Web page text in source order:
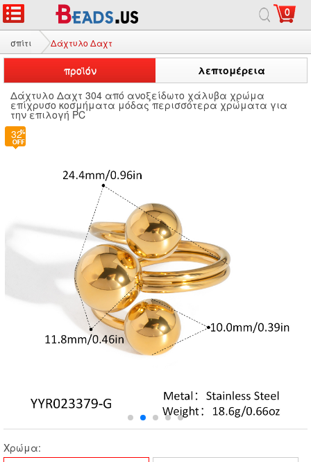
0
σπίτι Δάχτυλο Δαχτ
προϊόν
λεπτομέρεια
Δάχτυλο Δαχτ 304 από ανοξείδωτο χάλυβα χρώμα
επίχρυσο κοσμήματα μόδας περισσότερα χρώματα για
την επιλογή PC
Χρώμα: